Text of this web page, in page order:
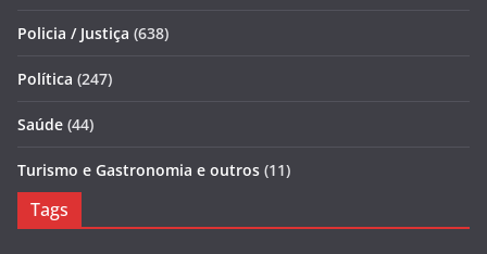
Policia / Justiça (638)
Política (247)
Saúde (44)
Turismo e Gastronomia e outros (11)
Tags